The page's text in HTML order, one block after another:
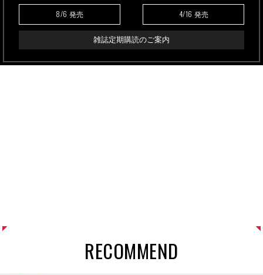
8/6 発売 4/16 発売
雑誌定期購読のご案内
RECOMMEND